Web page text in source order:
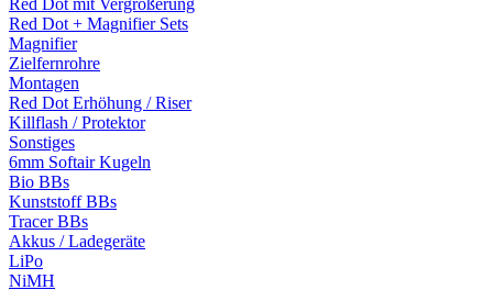
Red Dot mit Vergrößerung
Red Dot + Magnifier Sets
Magnifier
Zielfernrohre
Montagen
Red Dot Erhöhung / Riser
Killflash / Protektor
Sonstiges
6mm Softair Kugeln
Bio BBs
Kunststoff BBs
Tracer BBs
Akkus / Ladegeräte
LiPo
NiMH